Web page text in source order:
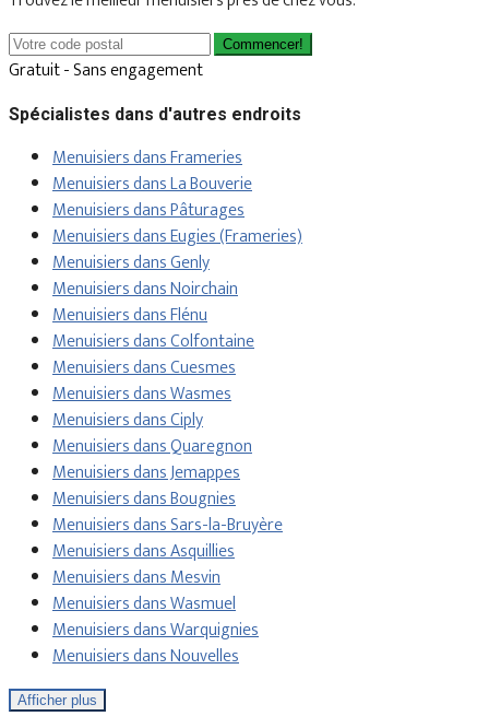
Commencer!
Gratuit - Sans engagement
Spécialistes dans d'autres endroits
Menuisiers dans Frameries
Menuisiers dans La Bouverie
Menuisiers dans Pâturages
Menuisiers dans Eugies (Frameries)
Menuisiers dans Genly
Menuisiers dans Noirchain
Menuisiers dans Flénu
Menuisiers dans Colfontaine
Menuisiers dans Cuesmes
Menuisiers dans Wasmes
Menuisiers dans Ciply
Menuisiers dans Quaregnon
Menuisiers dans Jemappes
Menuisiers dans Bougnies
Menuisiers dans Sars-la-Bruyère
Menuisiers dans Asquillies
Menuisiers dans Mesvin
Menuisiers dans Wasmuel
Menuisiers dans Warquignies
Menuisiers dans Nouvelles
Afficher plus